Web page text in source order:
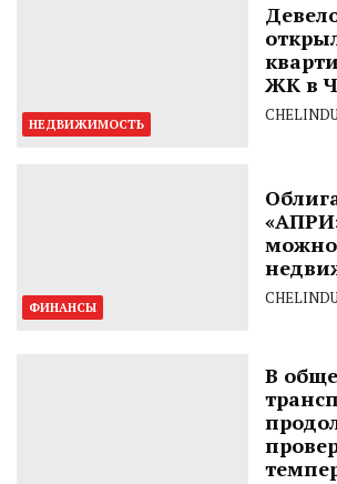
НЕДВИЖИМОСТЬ
ЖК в
ФИНАНСЫ
можно
В